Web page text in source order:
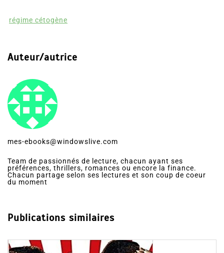
régime cétogène
Auteur/autrice
mes-ebooks@windowslive.com
Team de passionnés de lecture, chacun ayant ses
préférences, thrillers, romances ou encore la finance.
Chacun partage selon ses lectures et son coup de coeur
du moment
Publications similaires